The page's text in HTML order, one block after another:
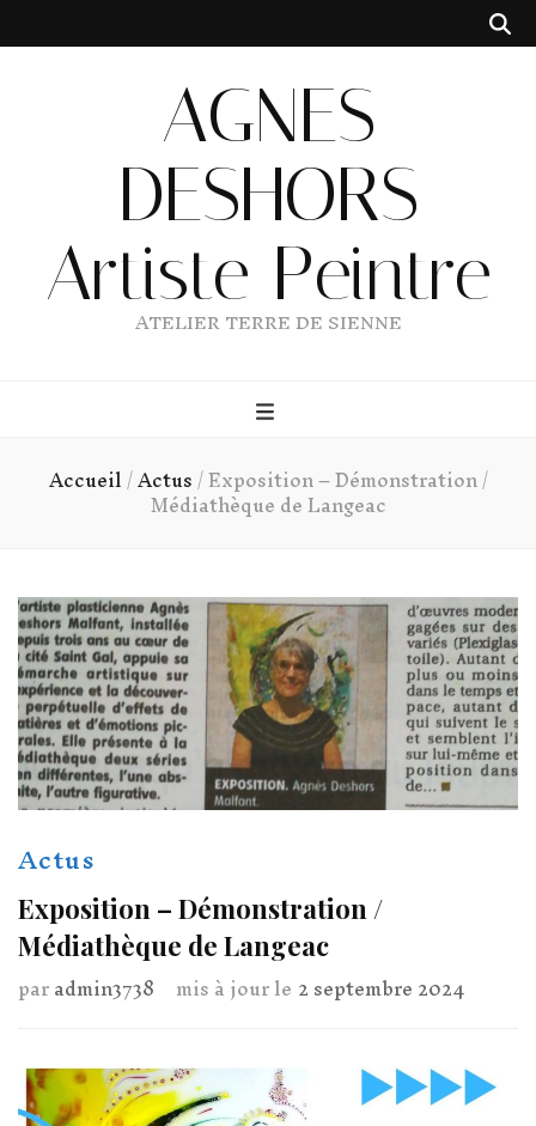
AGNES
DESHORS
Artiste Peintre
ATELIER TERRE DE SIENNE
Accueil/Actus/Exposition – Démonstration /
Médiathèque de Langeac
Actus
Exposition – Démonstration /
Médiathèque de Langeac
paradmin3738 mis à jour le2 septembre 2024